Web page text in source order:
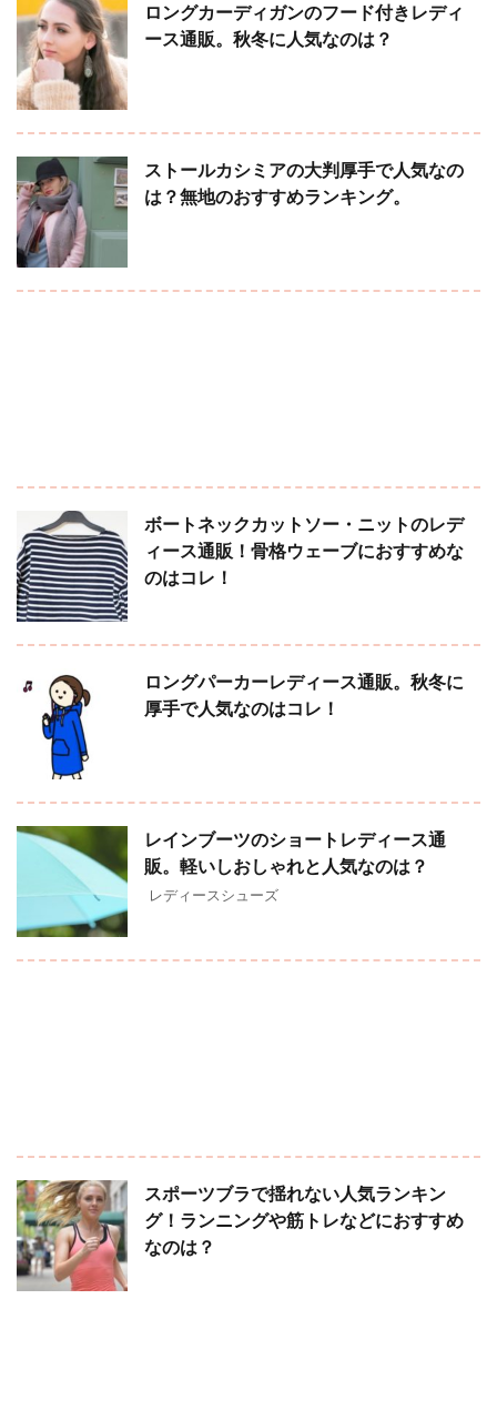
ロングカーディガンのフード付きレディ
ース通販。秋冬に人気なのは？
ストールカシミアの大判厚手で人気なの
は？無地のおすすめランキング。
ボートネックカットソー・ニットのレデ
ィース通販！骨格ウェーブにおすすめな
のはコレ！
ロングパーカーレディース通販。秋冬に
厚手で人気なのはコレ！
レインブーツのショートレディース通
販。軽いしおしゃれと人気なのは？
レディースシューズ
スポーツブラで揺れない人気ランキン
グ！ランニングや筋トレなどにおすすめ
なのは？